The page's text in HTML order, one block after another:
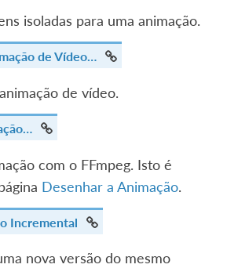
isoladas para uma animação.
de Vídeo…
de vídeo.
com o FFmpeg. Isto é
Desenhar a Animação.
Incremental
nova versão do mesmo